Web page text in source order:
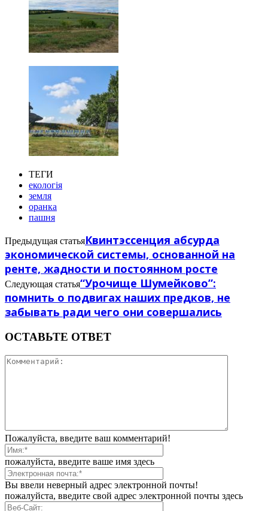
ТЕГИ
екологія
земля
оранка
пашня
Предыдущая статьяКвинтэссенция абсурда
экономической системы, основанной на
ренте, жадности и постоянном росте
Следующая статья“Урочище Шумейково”:
помнить о подвигах наших предков, не
забывать ради чего они совершались
ОСТАВЬТЕ ОТВЕТ
Пожалуйста, введите ваш комментарий!
пожалуйста, введите ваше имя здесь
Вы ввели неверный адрес электронной почты!
пожалуйста, введите свой адрес электронной почты здесь